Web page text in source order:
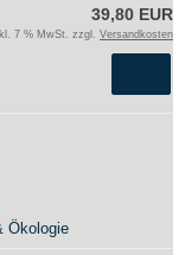
39,80 EUR
7 % MwSt. zzgl. Versandkosten
Ökologie